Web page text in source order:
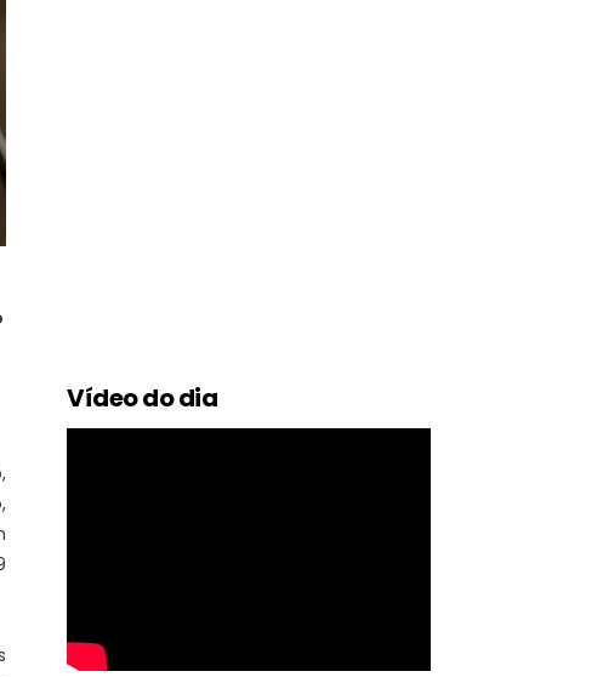
Vídeo do dia